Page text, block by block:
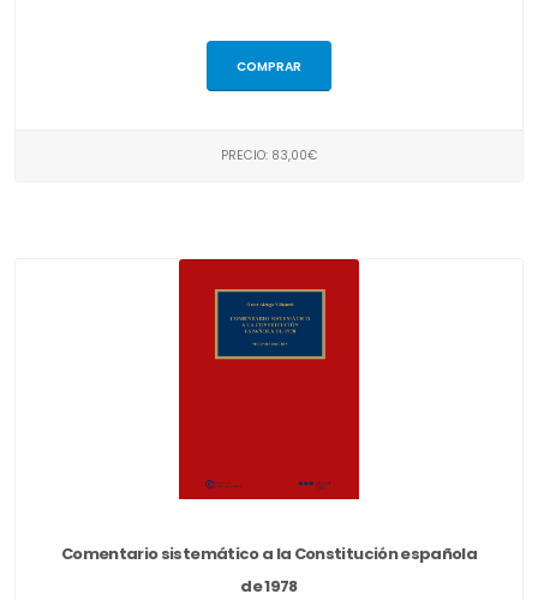
COMPRAR
PRECIO: 83,00€
Comentario sistemático a la Constitución española
de 1978